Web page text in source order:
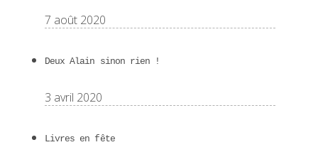
7 août 2020
Deux Alain sinon rien !
3 avril 2020
Livres en fête